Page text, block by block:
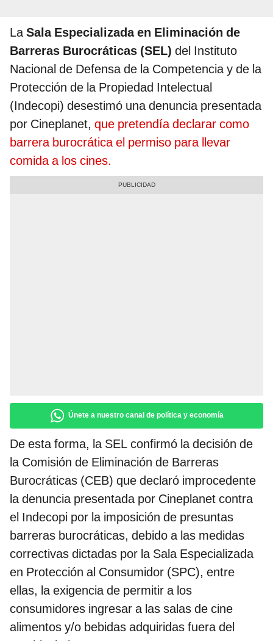
LaSala Especializada en Eliminación de
Barreras Burocráticas (SEL) del Instituto
Nacional de Defensa de la Competencia y de la
Protección de la Propiedad Intelectual
(Indecopi) desestimó una denuncia presentada
por Cineplanet, que pretendía declarar como
barrera burocrática el permiso para llevar
comida a los cines.
Únete a nuestro canal de política y economía
De esta forma, la SEL confirmó la decisión de
la Comisión de Eliminación de Barreras
Burocráticas (CEB) que declaró improcedente
la denuncia presentada por Cineplanet contra
el Indecopi por la imposición de presuntas
barreras burocráticas, debido a las medidas
correctivas dictadas por la Sala Especializada
en Protección al Consumidor (SPC), entre
ellas, la exigencia de permitir a los
consumidores ingresar a las salas de cine
alimentos y/o bebidas adquiridas fuera del